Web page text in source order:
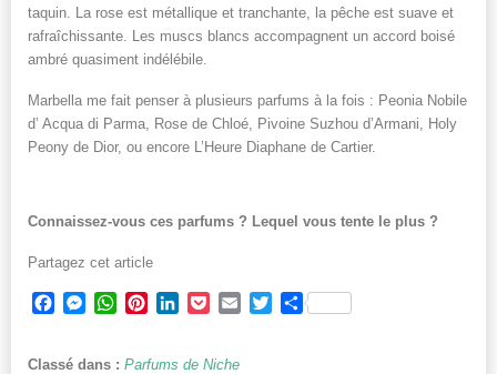
taquin. La rose est métallique et tranchante, la pêche est suave et
rafraîchissante. Les muscs blancs accompagnent un accord boisé
ambré quasiment indélébile.
Marbella me fait penser à plusieurs parfums à la fois : Peonia Nobile
d’ Acqua di Parma, Rose de Chloé, Pivoine Suzhou d’Armani, Holy
Peony de Dior, ou encore L’Heure Diaphane de Cartier.
Connaissez-vous ces parfums ? Lequel vous tente le plus ?
Partagez cet article
Facebook
Messenger
WhatsApp
PinterestLinkedInPocketEmailTwitterPartager
Classé dans : Parfums de Niche